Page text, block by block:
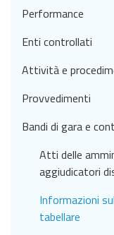
Performance
Enti controllati
Attività e
Provvedimenti
Bandi di gara e
Atti delle
aggiudicatori
Informazioni
tabellare